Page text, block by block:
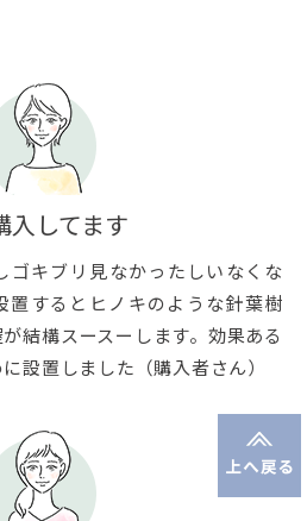
入してます
ゴキブリ見なかったしいなくな
置するとヒノキのような針葉樹
結構スースーします。効果ある
設置しました（購入者さん）